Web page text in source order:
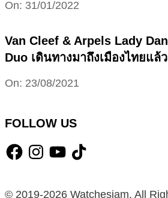
2022-
On: 31/01/2022
Van Cleef & Arpels Lady
Duo เดินทางมาถึงเมืองไทยแล้ว
2021-
On: 23/08/2021
FOLLOW US
FacebookInstagramYouTube
TikTok
© 2019-2026 Watchesiam. All